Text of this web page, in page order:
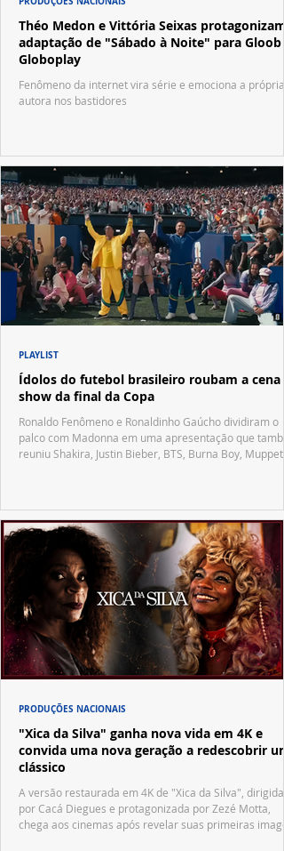
Théo Medon e Vittória Seixas protagonizam
adaptação de "Sábado à Noite" para Gloob e
Globoplay
Fenômeno da internet vira série e emociona a própria
autora nos bastidores
Ídolos do futebol brasileiro roubam a cena
show da final da Copa
Ronaldo Fenômeno e Ronaldinho Gaúcho dividiram o
palco com Madonna em uma apresentação que
reuniu Shakira, Justin Bieber, BTS, Burna Boy, Muppets,
PLAYLIST
"Xica da Silva" ganha nova vida em 4K e
convida uma nova geração a redescobrir um
clássico
A versão restaurada em 4K de "Xica da Silva", dirigida
por Cacá Diegues e protagonizada por Zezé Motta,
chega aos cinemas após revelar suas primeiras
PRODUÇÕES NACIONAIS